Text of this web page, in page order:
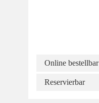
Online bestellbar
Reservierbar